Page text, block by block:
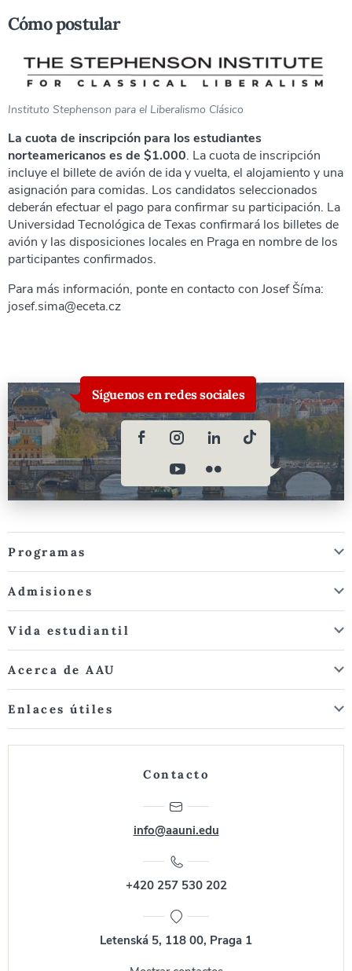
Cómo postular
Instituto Stephenson para el Liberalismo Clásico
La cuota de inscripción para los estudiantes
norteamericanos es de $1.000. La cuota de inscripción
incluye el billete de avión de ida y vuelta, el alojamiento y una
asignación para comidas. Los candidatos seleccionados
deberán efectuar el pago para confirmar su participación. La
Universidad Tecnológica de Texas confirmará los billetes de
avión y las disposiciones locales en Praga en nombre de los
participantes confirmados.
Para más información, ponte en contacto con Josef Šíma:
josef.sima@eceta.cz
Síguenos en redes sociales
Programas
Admisiones
Vida estudiantil
Acerca de AAU
Enlaces útiles
Contacto
info@aauni.edu
+420 257 530 202
Letenská 5, 118 00, Praga 1